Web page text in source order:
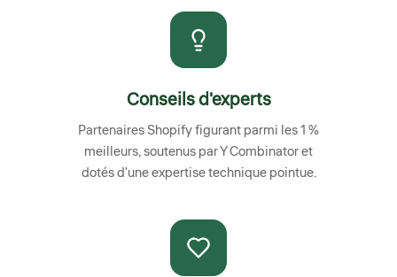
Conseils d'experts
Partenaires Shopify figurant parmi les 1 %
meilleurs, soutenus par Y Combinator et
dotés d'une expertise technique pointue.